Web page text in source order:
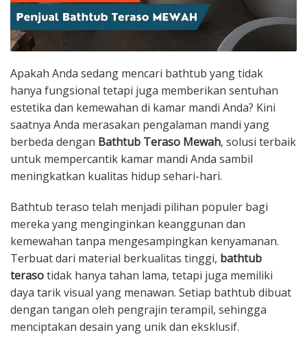
Apakah Anda sedang mencari bathtub yang tidak
hanya fungsional tetapi juga memberikan sentuhan
estetika dan kemewahan di kamar mandi Anda? Kini
saatnya Anda merasakan pengalaman mandi yang
berbeda dengan Bathtub Teraso Mewah, solusi terbaik
untuk mempercantik kamar mandi Anda sambil
meningkatkan kualitas hidup sehari-hari.
Bathtub teraso telah menjadi pilihan populer bagi
mereka yang menginginkan keanggunan dan
kemewahan tanpa mengesampingkan kenyamanan.
Terbuat dari material berkualitas tinggi, bathtub
terasotidak hanya tahan lama, tetapi juga memiliki
daya tarik visual yang menawan. Setiap bathtub dibuat
dengan tangan oleh pengrajin terampil, sehingga
menciptakan desain yang unik dan eksklusif.